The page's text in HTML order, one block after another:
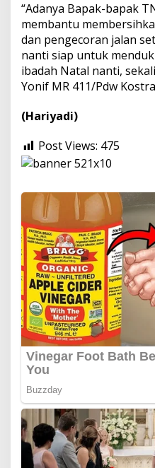
“Adanya Bapak-bapak
membantu
dan pengecoran jalan
nanti siap untuk
ibadah Natal nanti,
Yonif MR 411/Pdw
(Hariyadi)
Post Views: 475